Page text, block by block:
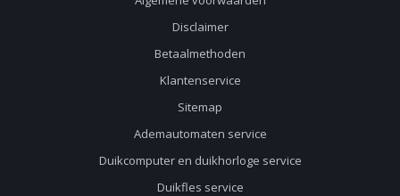
Disclaimer
Betaalmethoden
Klantenservice
Sitemap
Ademautomaten service
Duikcomputer en duikhorloge service
Duikfles service